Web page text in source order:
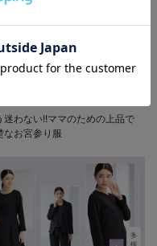
ド迷わない!!ママのための上品で
なお宮参り服
認する